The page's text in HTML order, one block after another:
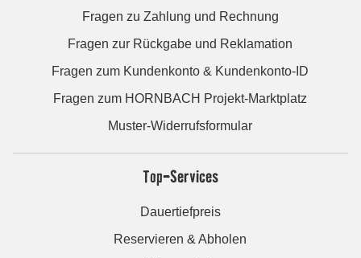
Fragen zu Zahlung und Rechnung
Fragen zur Rückgabe und Reklamation
Fragen zum Kundenkonto & Kundenkonto-ID
Fragen zum HORNBACH Projekt-Marktplatz
Muster-Widerrufsformular
Top-Services
Dauertiefpreis
Reservieren & Abholen